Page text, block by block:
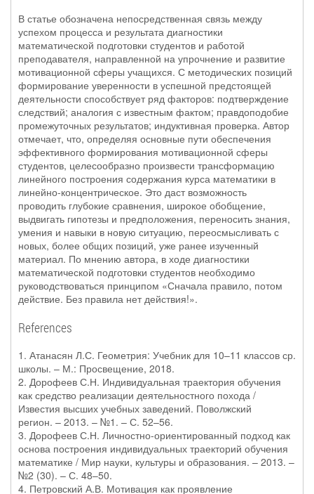
В статье обозначена непосредственная связь между
успехом процесса и результата диагностики
математической подготовки студентов и работой
преподавателя, направленной на упрочнение и развитие
мотивационной сферы учащихся. С методических позиций
формирование уверенности в успешной предстоящей
деятельности способствует ряд факторов: подтверждение
следствий; аналогия с известным фактом; правдоподобие
промежуточных результатов; индуктивная проверка. Автор
отмечает, что, определяя основные пути обеспечения
эффективного формирования мотивационной сферы
студентов, целесообразно произвести трансформацию
линейного построения содержания курса математики в
линейно-концентрическое. Это даст возможность
проводить глубокие сравнения, широкое обобщение,
выдвигать гипотезы и предположения, переносить знания,
умения и навыки в новую ситуацию, переосмысливать с
новых, более общих позиций, уже ранее изученный
материал. По мнению автора, в ходе диагностики
математической подготовки студентов необходимо
руководствоваться принципом «Сначала правило, потом
действие. Без правила нет действия!».
References
1. Атанасян Л.С. Геометрия: Учебник для 10–11 классов ср.
школы. – М.: Просвещение, 2018.
2. Дорофеев С.Н. Индивидуальная траектория обучения
как средство реализации деятельностного похода /
Известия высших учебных заведений. Поволжский
регион. – 2013. – №1. – С. 52–56.
3. Дорофеев С.Н. Личностно-ориентированный подход как
основа построения индивидуальных траекторий обучения
математике / Мир науки, культуры и образования. – 2013. –
№2 (30). – С. 48–50.
4. Петровский А.В. Мотивация как проявление